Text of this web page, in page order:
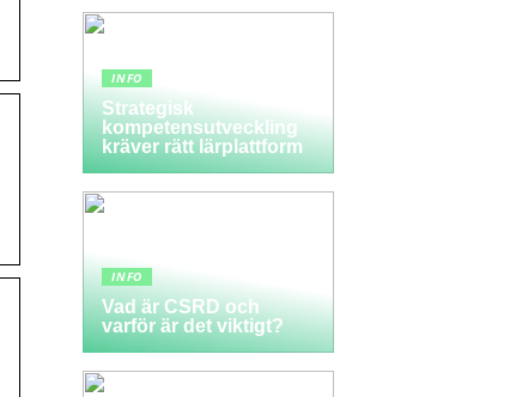
INFO
Strategisk
kompetensutveckling
kräver rätt lärplattform
INFO
Vad är CSRD och
varför är det viktigt?